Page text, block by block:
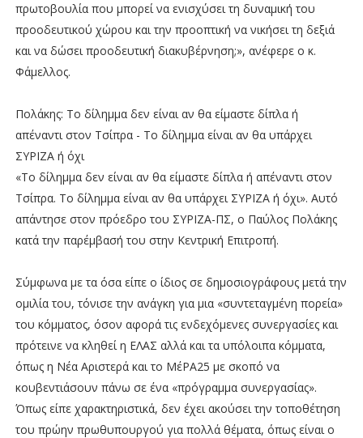
πρωτοβουλία που μπορεί να ενισχύσει τη δυναμική του
προοδευτικού χώρου και την προοπτική να νικήσει τη δεξιά
και να δώσει προοδευτική διακυβέρνηση;», ανέφερε ο κ.
Φάμελλος.
Πολάκης: Το δίλημμα δεν είναι αν θα είμαστε δίπλα ή
απέναντι στον Τσίπρα - Το δίλημμα είναι αν θα υπάρχει
ΣΥΡΙΖΑ ή όχι
«Το δίλημμα δεν είναι αν θα είμαστε δίπλα ή απέναντι στον
Τσίπρα. Το δίλημμα είναι αν θα υπάρχει ΣΥΡΙΖΑ ή όχι». Aυτό
απάντησε στον πρόεδρο του ΣΥΡΙΖΑ-ΠΣ, ο Παύλος Πολάκης
κατά την παρέμβασή του στην Κεντρική Επιτροπή.
Σύμφωνα με τα όσα είπε ο ίδιος σε δημοσιογράφους μετά την
ομιλία του, τόνισε την ανάγκη για μια «συντεταγμένη πορεία»
του κόμματος, όσον αφορά τις ενδεχόμενες συνεργασίες και
πρότεινε να κληθεί η ΕΛΑΣ αλλά και τα υπόλοιπα κόμματα,
όπως η Νέα Αριστερά και το ΜέΡΑ25 με σκοπό να
κουβεντιάσουν πάνω σε ένα «πρόγραμμα συνεργασίας».
Όπως είπε χαρακτηριστικά, δεν έχει ακούσει την τοποθέτηση
του πρώην πρωθυπουργού για πολλά θέματα, όπως είναι ο